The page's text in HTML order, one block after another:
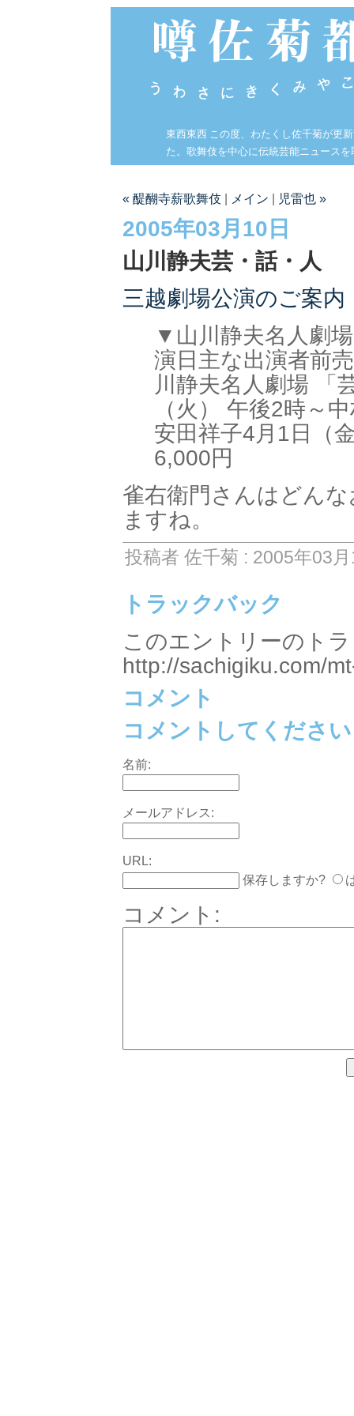
東西東西 この度、わたくし佐千菊が更
た。歌舞伎を中心に伝統芸能ニュース
« 醍醐寺薪歌舞伎 メイン 児雷也 »
2005年03月10日
山川静夫芸・話・人
三越劇場公演のご案内
▼山川静夫名人劇
演日主な出演者前
川静夫名人劇場 「
（火） 午後2時～
安田祥子4月1日（
6,000円
雀右衛門さんはどん
ますね。
投稿者 佐千菊 : 2005年03
トラックバック
このエントリーのト
http://sachigiku.com/
コメント
コメントしてください
名前:
メールアドレス:
URL:
保存しますか?
コメント: